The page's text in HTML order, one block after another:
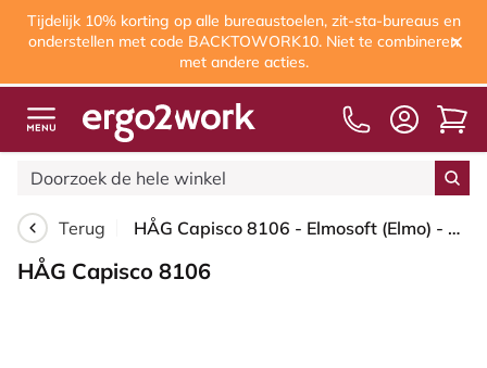
Tijdelijk 10% korting op alle bureaustoelen, zit-sta-bureaus en
onderstellen met code BACKTOWORK10. Niet te combineren
met andere acties.
Terug HÅG Capisco 8106 - Elmosoft (Elmo) - Semi-aniline Leder - EL33004 - Cognac - Framekleur - Blush Rose - Gasveer - 200 mm (Zithoogte 46-64cm) - Vloercontact - Harde wielen t.b.v. zachte vloeren - Voetenring - Ja, in framekleur - Voetster - Ja, voetster i...
HÅG Capisco 8106